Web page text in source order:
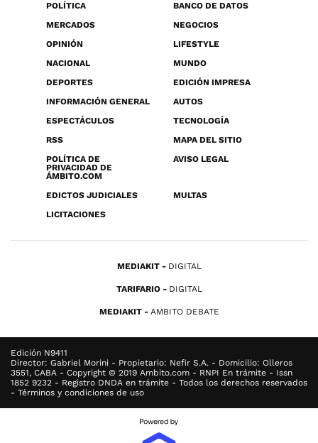
POLÍTICA
BANCO DE DATOS
MERCADOS
NEGOCIOS
OPINIÓN
LIFESTYLE
NACIONAL
MUNDO
DEPORTES
EDICIÓN IMPRESA
INFORMACIÓN GENERAL
AUTOS
ESPECTÁCULOS
TECNOLOGÍA
RSS
MAPA DEL SITIO
POLÍTICA DE
PRIVACIDAD DE
ÁMBITO.COM
AVISO LEGAL
EDICTOS JUDICIALES
MULTAS
LICITACIONES
MEDIAKIT DIGITAL
TARIFARIO DIGITAL
MEDIAKIT AMBITO DEBATE
Edición N9411
Director: Gabriel Morini - Propietario: Nefir S.A. - Domicilio: Olleros
3551, CABA - Copyright © 2019 Ambito.com - RNPI En trámite - Issn
1852 9232 - Registro DNDA en trámite - Todos los derechos reservados
- Términos y condiciones de uso